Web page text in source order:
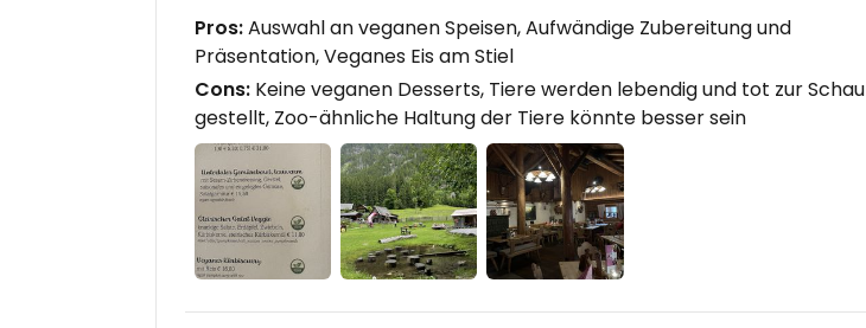
Pros:Auswahl an veganen Speisen, Aufwändige Zubereitung und
Präsentation, Veganes Eis am Stiel
Cons: Keine veganen Desserts, Tiere werden lebendig und tot zur Schau
gestellt, Zoo-ähnliche Haltung der Tiere könnte besser sein